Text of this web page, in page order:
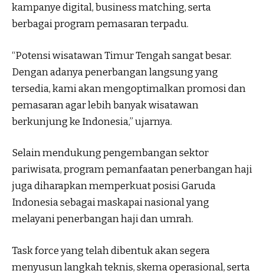
kampanye digital, business matching, serta
berbagai program pemasaran terpadu.
“Potensi wisatawan Timur Tengah sangat besar.
Dengan adanya penerbangan langsung yang
tersedia, kami akan mengoptimalkan promosi dan
pemasaran agar lebih banyak wisatawan
berkunjung ke Indonesia,” ujarnya.
Selain mendukung pengembangan sektor
pariwisata, program pemanfaatan penerbangan haji
juga diharapkan memperkuat posisi Garuda
Indonesia sebagai maskapai nasional yang
melayani penerbangan haji dan umrah.
Task force yang telah dibentuk akan segera
menyusun langkah teknis, skema operasional, serta